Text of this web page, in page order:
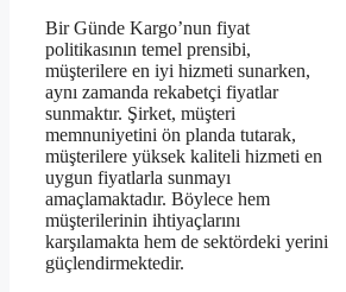
Bir Günde Kargo’nun fiyat
politikasının temel prensibi,
müşterilere en iyi hizmeti sunarken,
aynı zamanda rekabetçi fiyatlar
sunmaktır. Şirket, müşteri
memnuniyetini ön planda tutarak,
müşterilere yüksek kaliteli hizmeti en
uygun fiyatlarla sunmayı
amaçlamaktadır. Böylece hem
müşterilerinin ihtiyaçlarını
karşılamakta hem de sektördeki yerini
güçlendirmektedir.